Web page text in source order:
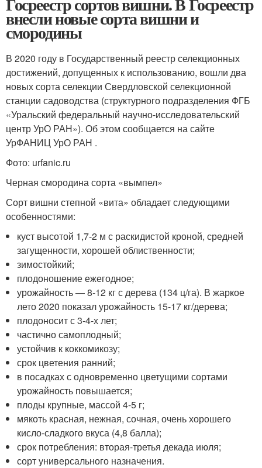
внесли новые сорта вишни и
смородины
В 2020 году в Государственный реестр селекционных
достижений, допущенных к использованию, вошли два
новых сорта селекции Свердловской селекционной
станции садоводства (структурного подразделения ФГБ
«Уральский федеральный научно-исследовательский
центр УрО РАН»). Об этом сообщается на сайте
УрФАНИЦ УрО РАН .
Фото: urfanic.ru
Черная смородина сорта «вымпел»
Сорт вишни степной «вита» обладает следующими
особенностями:
куст высотой 1,7-2 м с раскидистой кроной, средней
загущенности, хорошей облиственности;
зимостойкий;
плодоношение ежегодное;
урожайность — 8-12 кг с дерева (134 ц/га). В жаркое
лето 2020 показал урожайность 15-17 кг/дерева;
плодоносит с 3-4-х лет;
частично самоплодный;
устойчив к коккомикозу;
срок цветения ранний;
в посадках с одновременно цветущими сортами
урожайность повышается;
плоды крупные, массой 4-5 г;
мякоть красная, нежная, сочная, очень хорошего
кисло-сладкого вкуса (4,8 балла);
срок потребления: вторая-третья декада июля;
сорт универсального назначения.